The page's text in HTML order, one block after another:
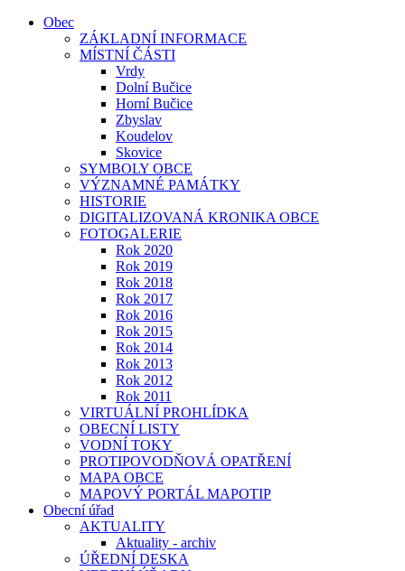
Obec
ZÁKLADNÍ INFORMACE
MÍSTNÍ ČÁSTI
Vrdy
Dolní Bučice
Horní Bučice
Zbyslav
Koudelov
Skovice
SYMBOLY OBCE
VÝZNAMNÉ PAMÁTKY
HISTORIE
DIGITALIZOVANÁ KRONIKA OBCE
FOTOGALERIE
Rok 2020
Rok 2019
Rok 2018
Rok 2017
Rok 2016
Rok 2015
Rok 2014
Rok 2013
Rok 2012
Rok 2011
VIRTUÁLNÍ PROHLÍDKA
OBECNÍ LISTY
VODNÍ TOKY
PROTIPOVODŇOVÁ OPATŘENÍ
MAPA OBCE
MAPOVÝ PORTÁL MAPOTIP
Obecní úřad
AKTUALITY
Aktuality - archiv
ÚŘEDNÍ DESKA